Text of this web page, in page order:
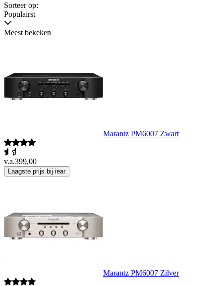
Sorteer op:
Populairst
Meest bekeken
Marantz PM6007 Zwart
v.a.399,00
Laagste prijs bij iear
Marantz PM6007 Zilver